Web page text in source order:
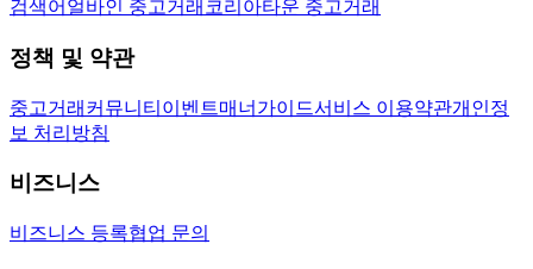
검색어 얼바인 중고거래 코리아타운 중고거래
정책 및 약관
중고거래 커뮤니티 이벤트매너가이드서비스 이용약관개인정
보 처리방침
비즈니스
비즈니스 등록협업 문의